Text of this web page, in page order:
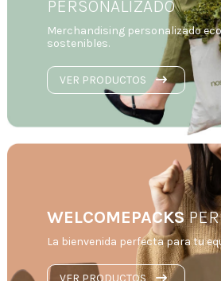
PERSONALIZADO
Merchandising personalizado
sostenibles.
VER PRODUCTOS
WELCOMEPACKS
La bienvenida perfecta para tu
VER PRODUCTOS